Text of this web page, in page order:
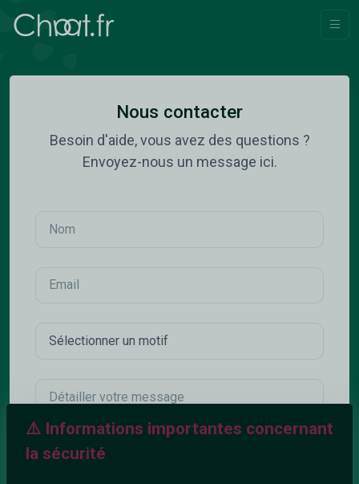
⚠️ Informations importantes concernant
la sécurité
Nous contacter
Besoin d'aide, vous avez des questions ?
Envoyez-nous un message ici.